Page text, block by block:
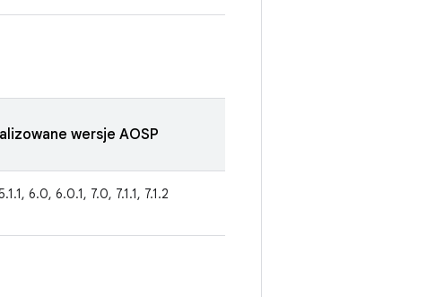
wersje AOSP
6.0, 6.0.1, 7.0, 7.1.1, 7.1.2